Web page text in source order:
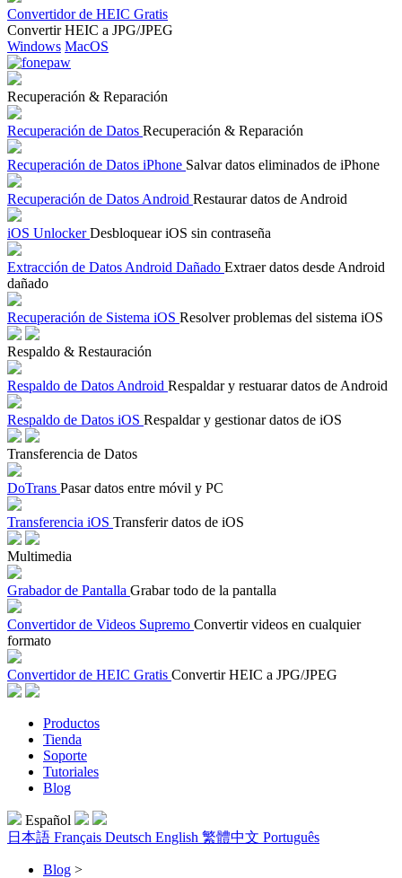
Convertidor de HEIC Gratis
Convertir HEIC a JPG/JPEG
Windows MacOS
Recuperación & Reparación
Recuperación de Datos Recuperación & Reparación
Recuperación de Datos iPhone Salvar datos eliminados de iPhone
Recuperación de Datos Android Restaurar datos de Android
iOS Unlocker Desbloquear iOS sin contraseña
Extracción de Datos Android Dañado Extraer datos desde Android
dañado
Recuperación de Sistema iOS Resolver problemas del sistema iOS
Respaldo & Restauración
Respaldo de Datos Android Respaldar y restuarar datos de Android
Respaldo de Datos iOS Respaldar y gestionar datos de iOS
Transferencia de Datos
DoTrans Pasar datos entre móvil y PC
Transferencia iOS Transferir datos de iOS
Multimedia
Grabador de Pantalla Grabar todo de la pantalla
Convertidor de Videos Supremo Convertir videos en cualquier
formato
Convertidor de HEIC Gratis Convertir HEIC a JPG/JPEG
Productos
Tienda
Soporte
Tutoriales
Blog
Español
日本語 Français Deutsch English 繁體中文 Português
Blog >